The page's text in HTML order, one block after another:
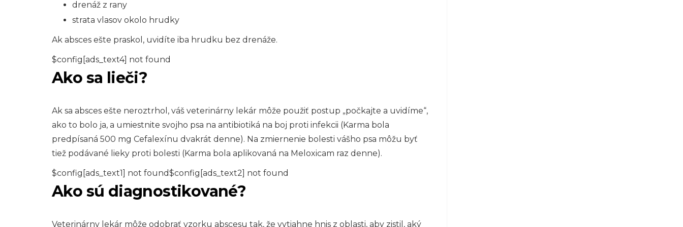
drenáž z rany
strata vlasov okolo hrudky
Ak absces ešte praskol, uvidíte iba hrudku bez drenáže.
$config[ads_text4] not found
Ako sa lieči?
Ak sa absces ešte neroztrhol, váš veterinárny lekár môže použiť postup „počkajte a uvidíme“,
ako to bolo ja, a umiestnite svojho psa na antibiotiká na boj proti infekcii (Karma bola
predpísaná 500 mg Cefalexínu dvakrát denne). Na zmiernenie bolesti vášho psa môžu byť
tiež podávané lieky proti bolesti (Karma bola aplikovaná na Meloxicam raz denne).
$config[ads_text1] not found$config[ads_text2] not found
Ako sú diagnostikované?
Veterinárny lekár môže odobrať vzorku abscesu tak, že vytiahne hnis z oblasti, aby zistil, aký